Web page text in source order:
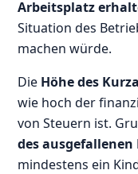
Arbeitsplatz
Situation des
machen würde.
Die Höhe des
wie hoch der
von Steuern ist.
des
mindestens ein